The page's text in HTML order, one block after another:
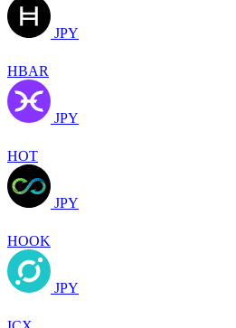
JPY
HBAR
JPY
HOT
JPY
HOOK
JPY